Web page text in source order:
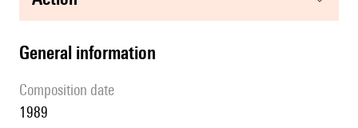
general information
composition date
1989